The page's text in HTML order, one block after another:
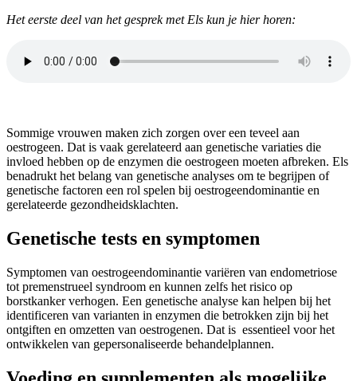
Het eerste deel van het gesprek met Els kun je hier horen:
Sommige vrouwen maken zich zorgen over een teveel aan
oestrogeen. Dat is vaak gerelateerd aan genetische variaties die
invloed hebben op de enzymen die oestrogeen moeten afbreken. Els
benadrukt het belang van genetische analyses om te begrijpen of
genetische factoren een rol spelen bij oestrogeendominantie en
gerelateerde gezondheidsklachten.
Genetische tests en symptomen
Symptomen van oestrogeendominantie variëren van endometriose
tot premenstrueel syndroom en kunnen zelfs het risico op
borstkanker verhogen. Een genetische analyse kan helpen bij het
identificeren van varianten in enzymen die betrokken zijn bij het
ontgiften en omzetten van oestrogenen. Dat is essentieel voor het
ontwikkelen van gepersonaliseerde behandelplannen.